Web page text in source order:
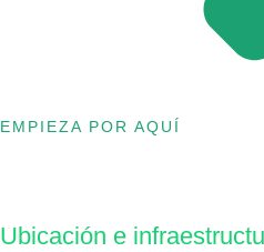
EMPIEZA POR AQUÍ
Ubicación e